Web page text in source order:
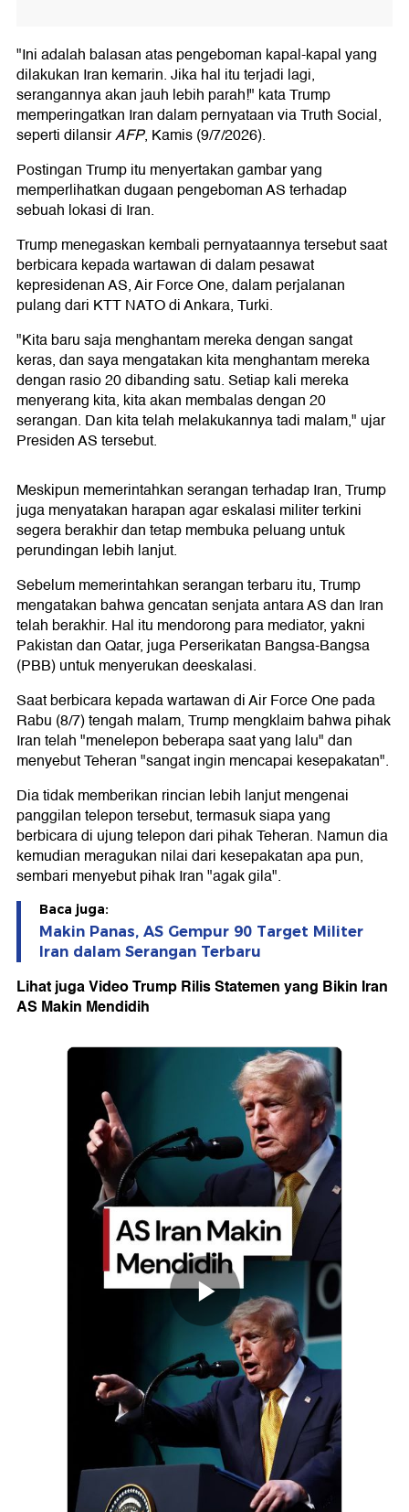
"Ini adalah balasan atas pengeboman kapal-kapal yang
dilakukan Iran kemarin. Jika hal itu terjadi lagi,
serangannya akan jauh lebih parah!" kata Trump
memperingatkan Iran dalam pernyataan via Truth Social,
seperti dilansirAFP, Kamis (9/7/2026).
Postingan Trump itu menyertakan gambar yang
memperlihatkan dugaan pengeboman AS terhadap
sebuah lokasi di Iran.
Trump menegaskan kembali pernyataannya tersebut saat
berbicara kepada wartawan di dalam pesawat
kepresidenan AS, Air Force One, dalam perjalanan
pulang dari KTT NATO di Ankara, Turki.
"Kita baru saja menghantam mereka dengan sangat
keras, dan saya mengatakan kita menghantam mereka
dengan rasio 20 dibanding satu. Setiap kali mereka
menyerang kita, kita akan membalas dengan 20
serangan. Dan kita telah melakukannya tadi malam," ujar
Presiden AS tersebut.
Meskipun memerintahkan serangan terhadap Iran, Trump
juga menyatakan harapan agar eskalasi militer terkini
segera berakhir dan tetap membuka peluang untuk
perundingan lebih lanjut.
Sebelum memerintahkan serangan terbaru itu, Trump
mengatakan bahwa gencatan senjata antara AS dan Iran
telah berakhir. Hal itu mendorong para mediator, yakni
Pakistan dan Qatar, juga Perserikatan Bangsa-Bangsa
(PBB) untuk menyerukan deeskalasi.
Saat berbicara kepada wartawan di Air Force One pada
Rabu (8/7) tengah malam, Trump mengklaim bahwa pihak
Iran telah "menelepon beberapa saat yang lalu" dan
menyebut Teheran "sangat ingin mencapai kesepakatan".
Dia tidak memberikan rincian lebih lanjut mengenai
panggilan telepon tersebut, termasuk siapa yang
berbicara di ujung telepon dari pihak Teheran. Namun dia
kemudian meragukan nilai dari kesepakatan apa pun,
sembari menyebut pihak Iran "agak gila".
Baca juga:
Makin Panas, AS Gempur 90 Target Militer
Iran dalam Serangan Terbaru
Lihat juga Video Trump Rilis Statemen yang Bikin Iran
AS Makin Mendidih